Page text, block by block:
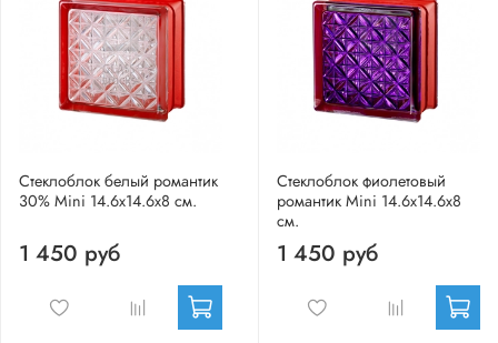
Стеклоблок белый романтик
30% Mini 14.6x14.6x8 см.
1 450 руб
Стеклоблок фиолетовый
романтик Mini 14.6x14.6x8
см.
1 450 руб